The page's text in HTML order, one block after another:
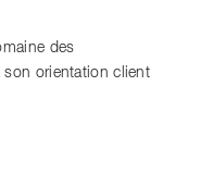
des
son orientation client